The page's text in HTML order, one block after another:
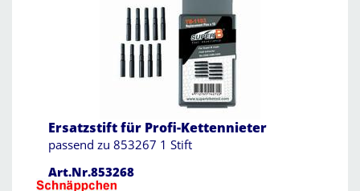
Ersatzstift für Profi-Kettennieter
passend zu 853267 1 Stift
Art.Nr.853268